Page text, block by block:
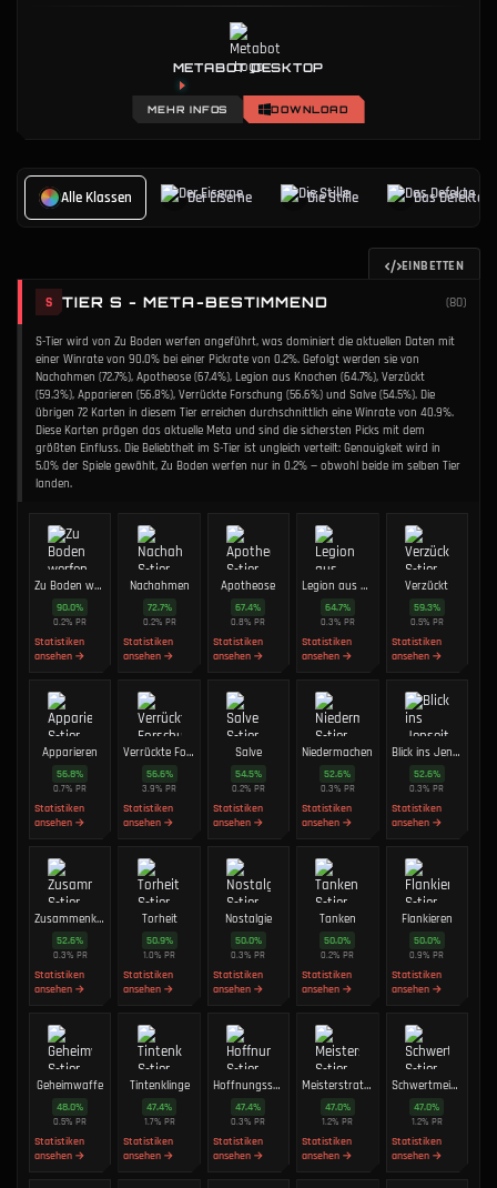
METABOT DESKTOP
MEHR INFOS DOWNLOAD
Alle Klassen Der Eiserne Die Stille Das Defekte
EINBETTEN
S TIER S - META-BESTIMMEND (80)
S-Tier wird von Zu Boden werfen angeführt, was dominiert die aktuellen Daten mit
einer Winrate von 90.0% bei einer Pickrate von 0.2%. Gefolgt werden sie von
Nachahmen (72.7%), Apotheose (67.4%), Legion aus Knochen (64.7%), Verzückt
(59.3%), Apparieren (56.8%), Verrückte Forschung (56.6%) und Salve (54.5%). Die
übrigen 72 Karten in diesem Tier erreichen durchschnittlich eine Winrate von 40.9%.
Diese Karten prägen das aktuelle Meta und sind die sichersten Picks mit dem
größten Einfluss. Die Beliebtheit im S-Tier ist ungleich verteilt: Genauigkeit wird in
5.0% der Spiele gewählt, Zu Boden werfen nur in 0.2% — obwohl beide im selben Tier
landen.
Zu Boden werfen
90.0%
0.2%PR
Statistiken
ansehen →
Nachahmen
72.7%
0.2% PR
Statistiken
ansehen →
Apotheose
67.4%
0.8%PR
Statistiken
ansehen →
Legion aus Knochen
64.7%
0.3% PR
Statistiken
ansehen →
Verzückt
59.3%
0.5% PR
Statistiken
ansehen →
Apparieren
56.8%
0.7%PR
Statistiken
ansehen →
Verrückte Forschung
56.6%
3.9%PR
Statistiken
ansehen →
Salve
54.5%
0.2% PR
Statistiken
ansehen →
Niedermachen
52.6%
0.3% PR
Statistiken
ansehen →
Blick ins Jenseits
52.6%
0.3%PR
Statistiken
ansehen →
Zusammenkommen
52.6%
0.3% PR
Statistiken
ansehen →
Torheit
50.9%
1.0%PR
Statistiken
ansehen →
Nostalgie
50.0%
0.3%PR
Statistiken
ansehen →
Tanken
50.0%
0.2%PR
Statistiken
ansehen →
Flankieren
50.0%
0.9%PR
Statistiken
ansehen →
Geheimwaffe
48.0%
0.5%PR
Statistiken
ansehen →
Tintenklinge
47.4%
1.7% PR
Statistiken
ansehen →
Hoffnungsschimmer
47.4%
0.3%PR
Statistiken
ansehen →
Meisterstratege
47.0%
1.2%PR
Statistiken
ansehen →
Schwertmeister
47.0%
1.2% PR
Statistiken
ansehen →